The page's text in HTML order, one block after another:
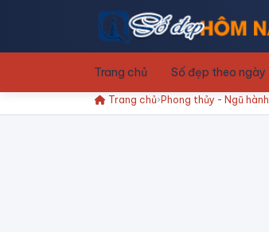
Trang chủ Số đẹp theo ngày
Trang chủ Phong thủy - Ngũ hành